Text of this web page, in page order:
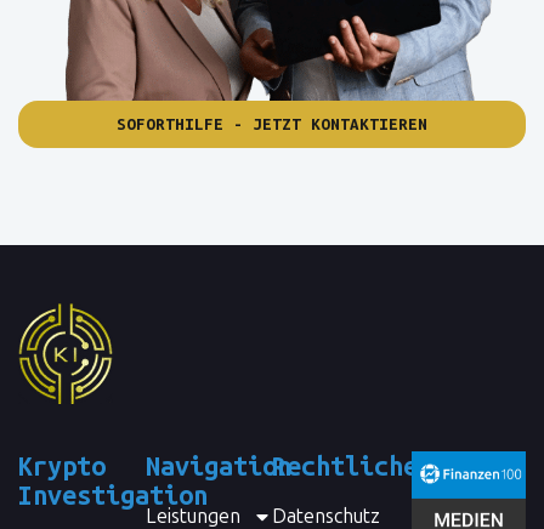
SOFORTHILFE - JETZT KONTAKTIEREN
Krypto
Investigation
Navigation
Leistungen
Rechtliches
Datenschutz